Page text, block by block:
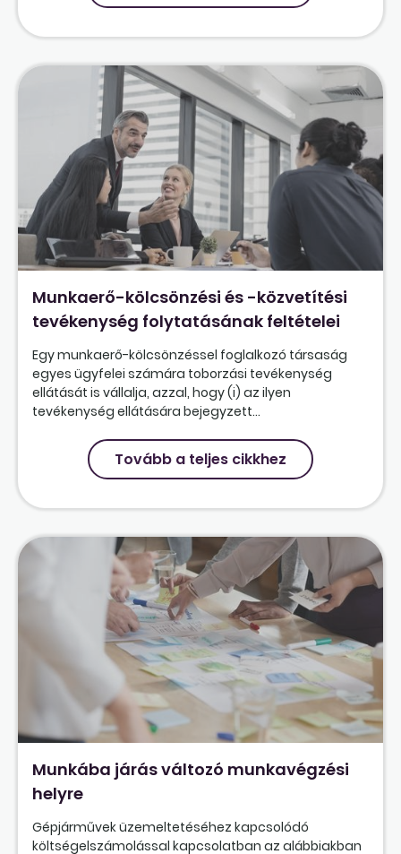
Munkaerő-kölcsönzési és -közvetítési
tevékenység folytatásának feltételei
Egy munkaerő-kölcsönzéssel foglalkozó társaság
egyes ügyfelei számára toborzási tevékenység
ellátását is vállalja, azzal, hogy (i) az ilyen
tevékenység ellátására bejegyzett...
Tovább a teljes cikkhez
Munkába járás változó munkavégzési
helyre
Gépjárművek üzemeltetéséhez kapcsolódó
költségelszámolással kapcsolatban az alábbiakban